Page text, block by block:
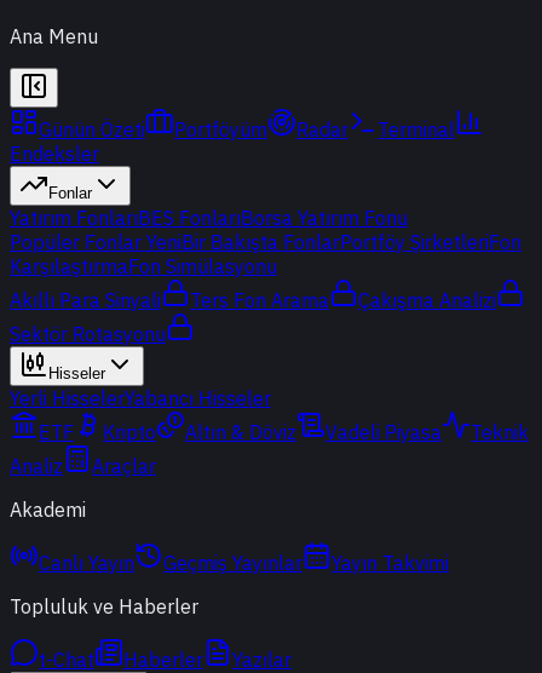
Ana Menu
Günün Özeti Portföyüm Radar
Terminal
Endeksler
Fonlar
Yatırım FonlarıBES FonlarıBorsa Yatırım Fonu
Popüler Fonlar YeniBir Bakışta FonlarPortföy ŞirketleriFon
KarşılaştırmaFon Simülasyonu
Akıllı Para Sinyali
Ters Fon Arama
Çakışma Analizi
Sektör Rotasyonu
Hisseler
Yerli HisselerYabancı Hisseler
ETF
Kripto Altın & Döviz Vadeli Piyasa
Teknik
Analiz
Araçlar
Akademi
Canlı Yayın Geçmiş Yayınlar
Yayın Takvimi
Topluluk ve Haberler
t-Chat Haberler Yazılar